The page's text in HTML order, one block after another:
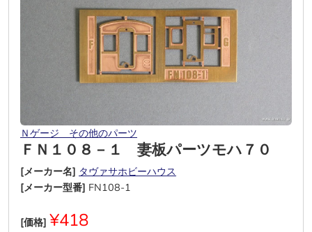
Ｎゲージ その他のパーツ
ＦＮ１０８－１ 妻板パーツモハ７０
[メーカー名] タヴァサホビーハウス
[メーカー型番] FN108-1
[価格] ¥418